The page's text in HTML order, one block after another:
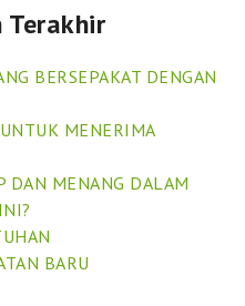
Terakhir
BERSEPAKAT DENGAN
MENERIMA
DAN MENANG DALAM
BARU